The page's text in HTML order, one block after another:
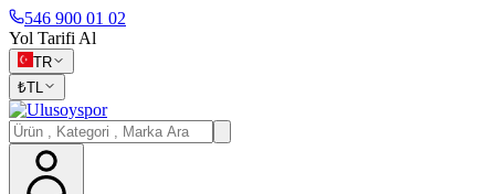
546 900 01 02
Yol Tarifi Al
TR
₺TL